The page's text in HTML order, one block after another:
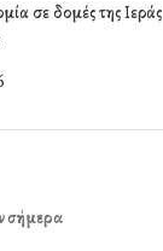
σε δομές της Ιεράς
σήμερα